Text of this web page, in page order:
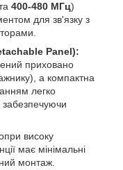
400-480 МГц)
для зв'язку з
Panel):
приховано
а компактна
легко
забезпечуючи
високу
має мінімальні
монтаж.